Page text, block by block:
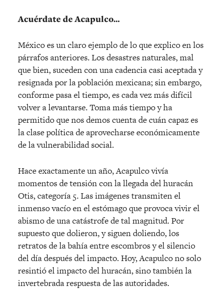
Acuérdate de Acapulco…
México es un claro ejemplo de lo que explico en los
párrafos anteriores. Los desastres naturales, mal
que bien, suceden con una cadencia casi aceptada y
resignada por la población mexicana; sin embargo,
conforme pasa el tiempo, es cada vez más difícil
volver a levantarse. Toma más tiempo y ha
permitido que nos demos cuenta de cuán capaz es
la clase política de aprovecharse económicamente
de la vulnerabilidad social.
Hace exactamente un año, Acapulco vivía
momentos de tensión con la llegada del huracán
Otis, categoría 5. Las imágenes transmiten el
inmenso vacío en el estómago que provoca vivir el
abismo de una catástrofe de tal magnitud. Por
supuesto que dolieron, y siguen doliendo, los
retratos de la bahía entre escombros y el silencio
del día después del impacto. Hoy, Acapulco no solo
resintió el impacto del huracán, sino también la
invertebrada respuesta de las autoridades.